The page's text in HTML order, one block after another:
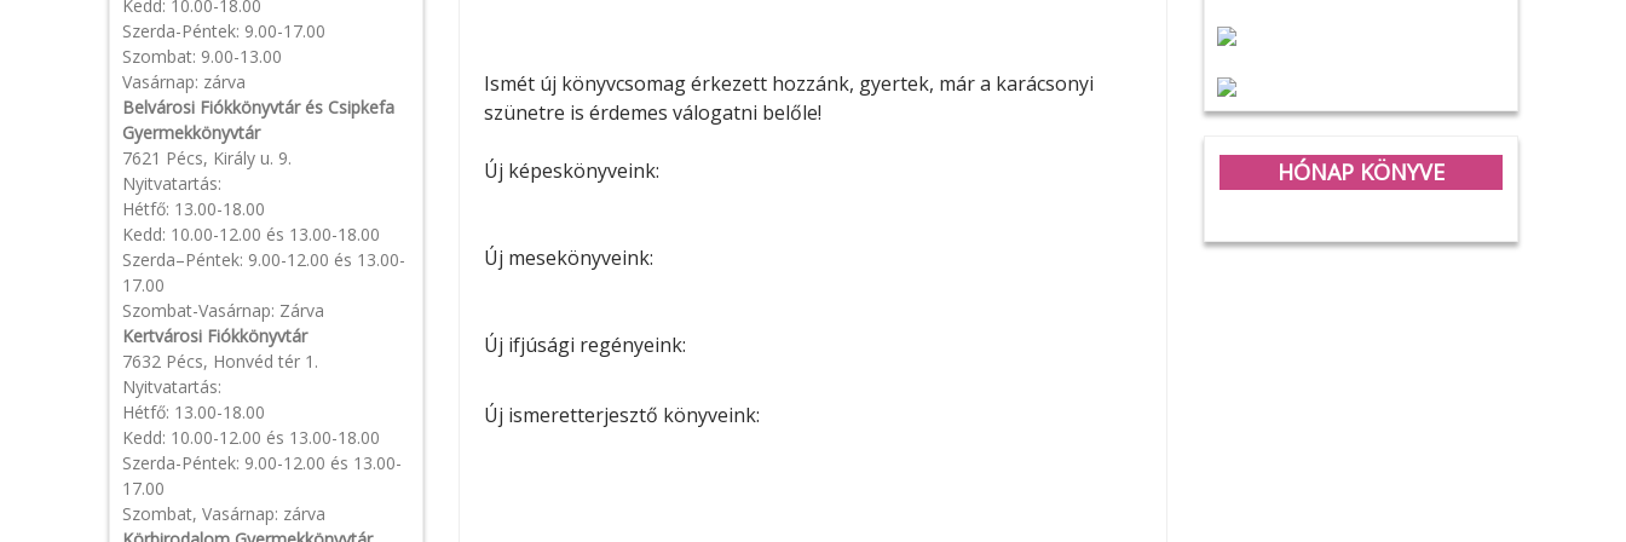
Gyermekkönyvtár
Kedd: 10.00-18.00
Szerda-Péntek: 9.00-17.00
Szombat: 9.00-13.00
Vasárnap: zárva
Belvárosi Fiókkönyvtár és Csipkefa
Gyermekkönyvtár
7621 Pécs, Király u. 9.
Nyitvatartás:
Hétfő: 13.00-18.00
Kedd: 10.00-12.00 és 13.00-18.00
Szerda–Péntek: 9.00-12.00 és 13.00-
17.00
Szombat-Vasárnap: Zárva
Kertvárosi Fiókkönyvtár
7632 Pécs, Honvéd tér 1.
Nyitvatartás:
Hétfő: 13.00-18.00
Kedd: 10.00-12.00 és 13.00-18.00
Szerda-Péntek: 9.00-12.00 és 13.00-
17.00
Szombat, Vasárnap: zárva
HÓNAP KÖNYVE
Ismét új könyvcsomag érkezett hozzánk, gyertek, már a karácsonyi
szünetre is érdemes válogatni belőle!
Új képeskönyveink:
Új mesekönyveink:
Új ifjúsági regényeink:
Új ismeretterjesztő könyveink: